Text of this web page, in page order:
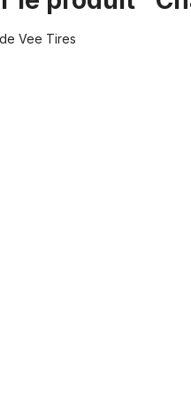
Vee Tires